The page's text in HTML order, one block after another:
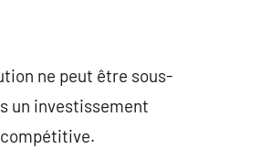
ne peut être sous-
un investissement
compétitive.